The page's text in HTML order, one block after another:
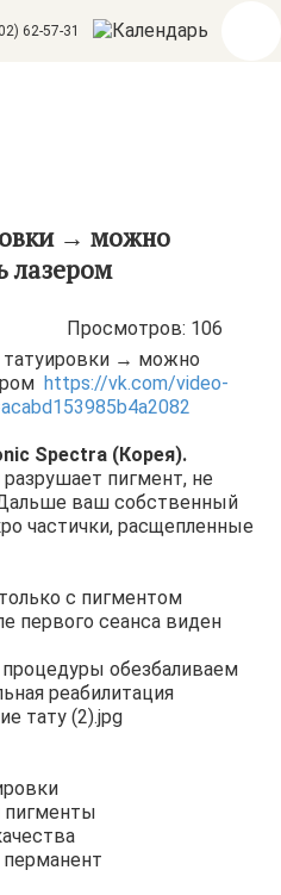
62-57-31
→ можно
лазером
Просмотров: 106
татуировки → можно
https://vk.com/video-
Spectra (Корея).
пигмент, не
Дальше ваш собственный
частички, расщепленные
с пигментом
сеанса виден
обезбаливаем
реабилитация